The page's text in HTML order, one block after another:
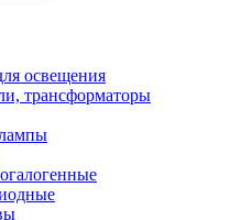
освещения
трансформаторы